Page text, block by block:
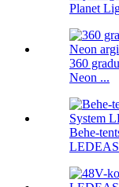
Planet
360
Neon ...
Behe-